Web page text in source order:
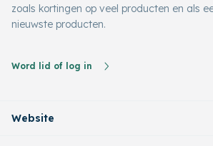
zoals kortingen op veel producten en als
nieuwste producten.
Word lid of log in
Website